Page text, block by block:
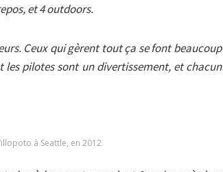
et 4 outdoors.
Ceux qui gèrent tout ça se font beaucoup
pilotes sont un divertissement, et chacun
à Seattle, en 2012